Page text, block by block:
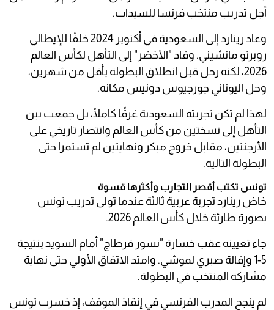
أجل تدريب منتخب فرنسا للسيدات.
وعاد رينارد إلى السعودية في أكتوبر 2024 خلفًا للإيطالي
روبرتو مانشيني. وقاد "الأخضر" إلى التأهل لكأس العالم
2026، لكنه رحل قبل انطلاق البطولة بأقل من شهرين،
وحل اليوناني جورجيوس دونيس مكانه.
لهذا لم تكن تجربته السعودية غرقًا كاملًا، بل جمعت بين
التأهل إلى نسختين من كأس العالم وانتصار تاريخي على
الأرجنتين، مقابل خروج مبكر ونهايتين لم تستمرا حتى
البطولة التالية.
تونس تكتب أقصر التجارب وأكثرها قسوة
خاض رينارد تجربة عربية ثالثة عندما تولى تدريب تونس
بصورة طارئة خلال كأس العالم 2026.
جاء تعيينه عقب خسارة "نسور قرطاج" أمام السويد بنتيجة
5-1 وإقالة صبري لموشي. وامتد الاتفاق الأولي حتى نهاية
مشاركة المنتخب في البطولة.
لم ينجح المدرب الفرنسي في إنقاذ الموقف، إذ خسرت تونس